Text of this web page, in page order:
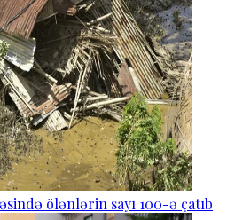
ölənlərin sayı 100-ə çatıb